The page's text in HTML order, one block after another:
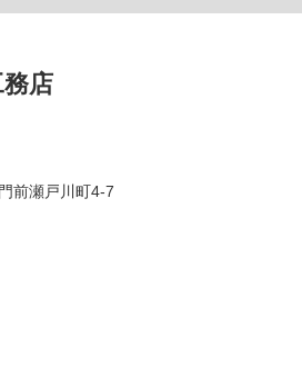
店
前瀬戸川町4-7